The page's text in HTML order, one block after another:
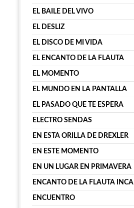
EL BAILE DEL VIVO
EL DESLIZ
EL DISCO DE MI VIDA
EL ENCANTO DE LA FLAUTA
EL MOMENTO
EL MUNDO EN LA PANTALLA
EL PASADO QUE TE ESPERA
ELECTRO SENDAS
EN ESTA ORILLA DE DREXLER
EN ESTE MOMENTO
EN UN LUGAR EN PRIMAVERA
ENCANTO DE LA FLAUTA INCA
ENCUENTRO